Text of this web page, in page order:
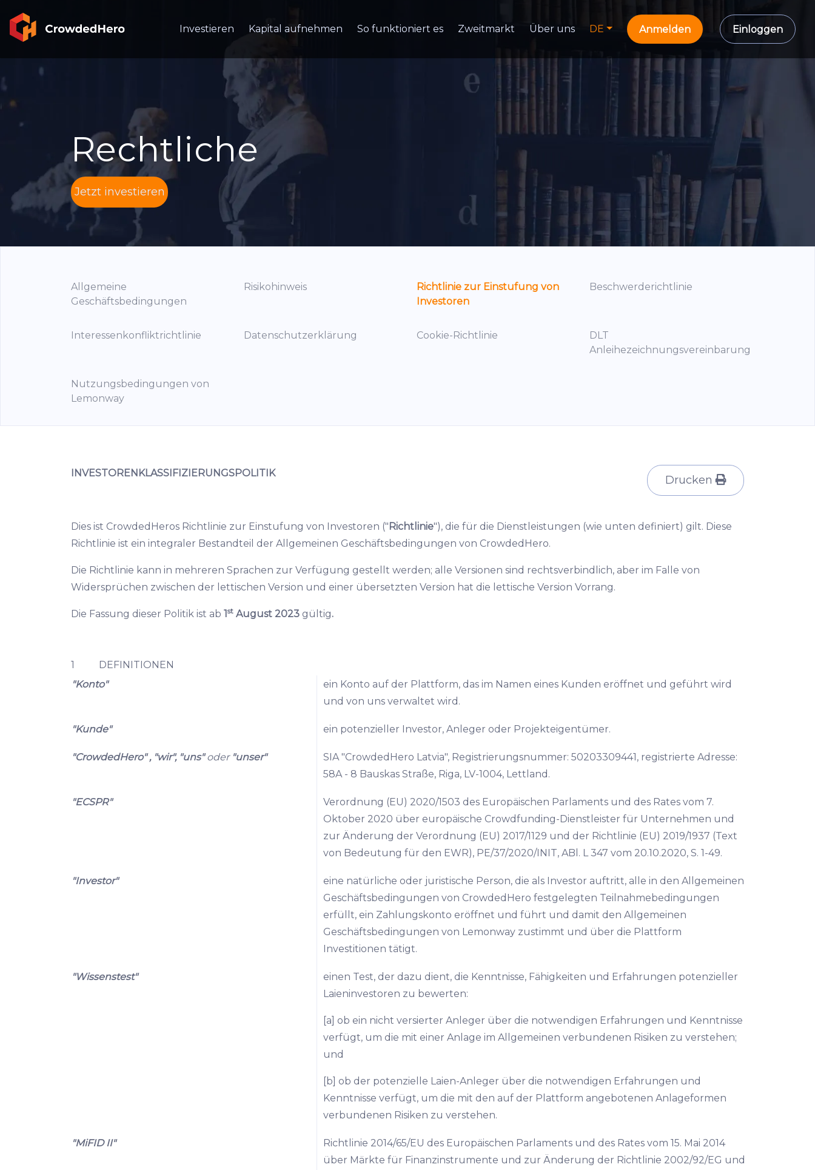
Investieren Kapital aufnehmen So funktioniert es Zweitmarkt Über uns DE Anmelden Einloggen
Rechtliche
Jetzt investieren
Allgemeine
Geschäftsbedingungen
Risikohinweis
Richtlinie zur Einstufung von
Investoren
Beschwerderichtlinie
Interessenkonfliktrichtlinie Datenschutzerklärung Cookie-Richtlinie
DLT
Anleihezeichnungsvereinbarung
Nutzungsbedingungen von
Lemonway
Drucken
INVESTORENKLASSIFIZIERUNGSPOLITIK
Dies ist CrowdedHeros Richtlinie zur Einstufung von Investoren ("Richtlinie"), die für die Dienstleistungen (wie unten definiert) gilt. Diese
Richtlinie ist ein integraler Bestandteil der Allgemeinen Geschäftsbedingungen von CrowdedHero.
Die Richtlinie kann in mehreren Sprachen zur Verfügung gestellt werden; alle Versionen sind rechtsverbindlich, aber im Falle von
Widersprüchen zwischen der lettischen Version und einer übersetzten Version hat die lettische Version Vorrang.
Die Fassung dieser Politik ist ab 1st August 2023 gültig.
1 DEFINITIONEN
"Konto"
ein Konto auf der Plattform, das im Namen eines Kunden eröffnet und geführt wird
und von uns verwaltet wird.
"Kunde" ein potenzieller Investor, Anleger oder Projekteigentümer.
"CrowdedHero" , "wir", "uns"oder "unser"
SIA "CrowdedHero Latvia", Registrierungsnummer: 50203309441, registrierte Adresse:
58A - 8 Bauskas Straße, Riga, LV-1004, Lettland.
"ECSPR"
Verordnung (EU) 2020/1503 des Europäischen Parlaments und des Rates vom 7.
Oktober 2020 über europäische Crowdfunding-Dienstleister für Unternehmen und
zur Änderung der Verordnung (EU) 2017/1129 und der Richtlinie (EU) 2019/1937 (Text
von Bedeutung für den EWR), PE/37/2020/INIT, ABl. L 347 vom 20.10.2020, S. 1-49.
"Investor"
eine natürliche oder juristische Person, die als Investor auftritt, alle in den Allgemeinen
Geschäftsbedingungen von CrowdedHero festgelegten Teilnahmebedingungen
erfüllt, ein Zahlungskonto eröffnet und führt und damit den Allgemeinen
Geschäftsbedingungen von Lemonway zustimmt und über die Plattform
Investitionen tätigt.
"Wissenstest"
einen Test, der dazu dient, die Kenntnisse, Fähigkeiten und Erfahrungen potenzieller
Laieninvestoren zu bewerten:
[a] ob ein nicht versierter Anleger über die notwendigen Erfahrungen und Kenntnisse
verfügt, um die mit einer Anlage im Allgemeinen verbundenen Risiken zu verstehen;
und
[b] ob der potenzielle Laien-Anleger über die notwendigen Erfahrungen und
Kenntnisse verfügt, um die mit den auf der Plattform angebotenen Anlageformen
verbundenen Risiken zu verstehen.
"MiFID II"
Richtlinie 2014/65/EU des Europäischen Parlaments und des Rates vom 15. Mai 2014
über Märkte für Finanzinstrumente und zur Änderung der Richtlinie 2002/92/EG und